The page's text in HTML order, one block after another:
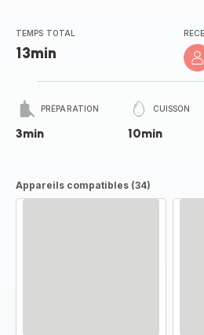
TEMPS TOTAL
13min
PRÉPARATION
3min
CUISSON
10min
Appareils compatibles (34)